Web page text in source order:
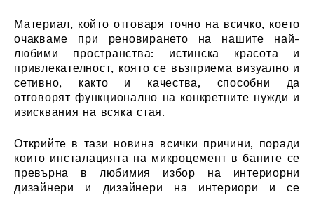
Материал, който отговаря точно на всичко, което
очакваме при реновирането на нашите най-
любими пространства: истинска красота и
привлекателност, която се възприема визуално и
сетивно, както и качества, способни да
отговорят функционално на конкретните нужди и
изисквания на всяка стая.
Открийте в тази новина всички причини, поради
които инсталацията на микроцемент в баните се
превърна в любимия избор на интериорни
дизайнери и дизайнери на интериори и се